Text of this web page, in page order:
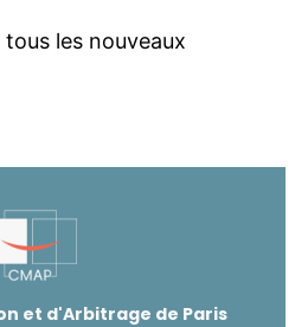
les nouveaux
et d'Arbitrage de Paris